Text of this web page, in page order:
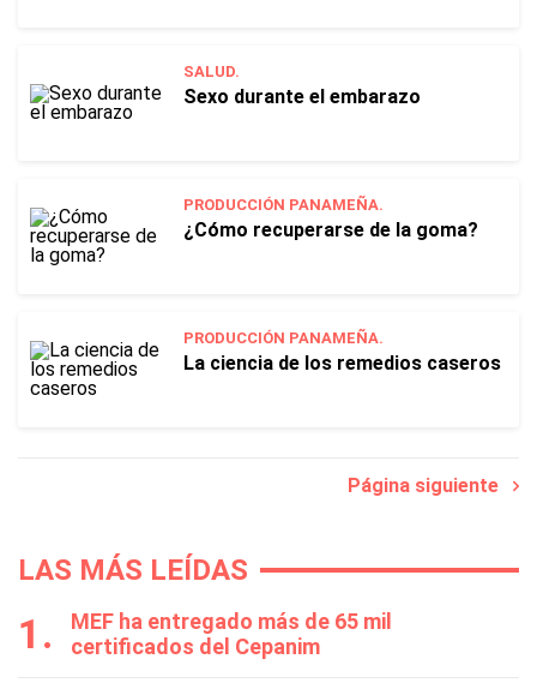
SALUD.
Sexo durante el embarazo
PRODUCCIÓN PANAMEÑA.
¿Cómo recuperarse de la goma?
PRODUCCIÓN PANAMEÑA.
La ciencia de los remedios caseros
Página siguiente
LAS MÁS LEÍDAS
MEF ha entregado más de 65 mil
certificados del Cepanim